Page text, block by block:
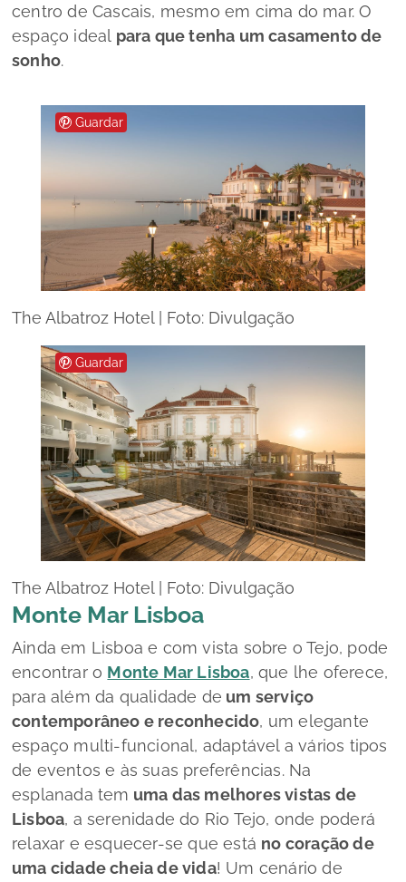
centro de Cascais, mesmo em cima do mar. O
espaço ideal para que tenha um casamento de
sonho.
Guardar
The Albatroz Hotel | Foto: Divulgação
Guardar
The Albatroz Hotel | Foto: Divulgação
Monte Mar Lisboa
Ainda em Lisboa e com vista sobre o Tejo, pode
encontrar o Monte Mar Lisboa, que lhe oferece,
para além da qualidade de um serviço
contemporâneo e reconhecido, um elegante
espaço multi-funcional, adaptável a vários tipos
de eventos e às suas preferências. Na
esplanada tem uma das melhores vistas de
Lisboa, a serenidade do Rio Tejo, onde poderá
relaxar e esquecer-se que está no coração de
uma cidade cheia de vida! Um cenário de